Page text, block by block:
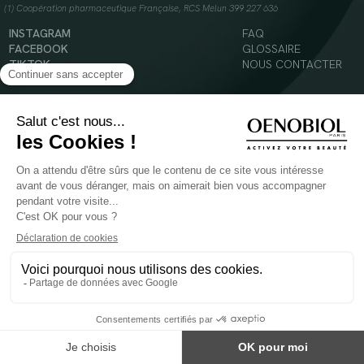
(1) Coopération pharmaceutique Française, RCS Melun 399 227 636
INSTAGRAM
FACEBOOK
TIKTOK
YOUTUBE
FAQ
GLOSSAIRE
NOUS CONTACTER
© 2024 Oenobiol Paris
Mentions légales
Politique en matière de cookies
POUR VOTRE SANTÉ, MANGEZ AU MOINS CINQ FRUITS ET LÉGUMES PAR JOUR -
Les complément alimentaires doivent être utilisés dans le cadre d'un mode de vie sain et
ne pas être utilisés comme substituts d'un régimes alimentaire varié et équilibré.